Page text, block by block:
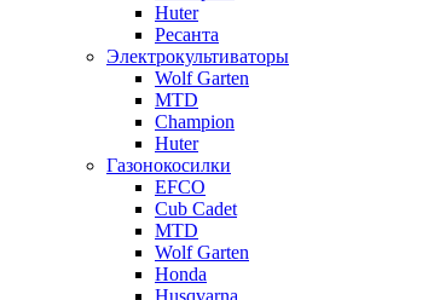
Huter
Ресанта
Электрокультиваторы
Wolf Garten
MTD
Champion
Huter
Газонокосилки
EFCO
Cub Cadet
MTD
Wolf Garten
Honda
Husqvarna